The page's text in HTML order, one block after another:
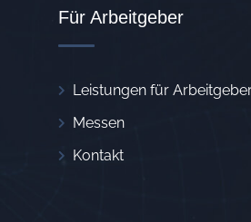
Für Arbeitgeber
Leistungen für
Messen
Kontakt